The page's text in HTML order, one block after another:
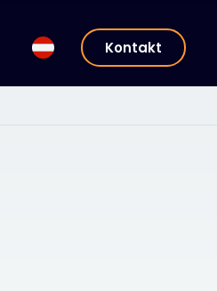
Kontakt